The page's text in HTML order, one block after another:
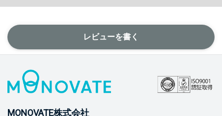
レビューを書く
MONOVATE株式会社